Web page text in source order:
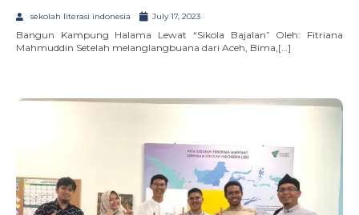
sekolah literasi indonesia July 17, 2023
Bangun Kampung Halama Lewat “Sikola Bajalan” Oleh: Fitriana
Mahmuddin Setelah melanglangbuana dari Aceh, Bima,[…]